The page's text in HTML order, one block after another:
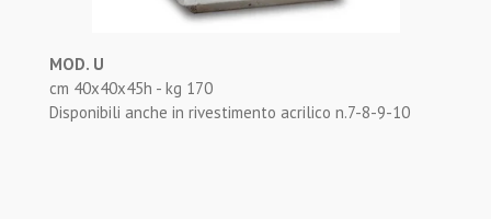
MOD. U
cm 40x40x45h - kg 170
Disponibili anche in rivestimento acrilico n.7-8-9-10